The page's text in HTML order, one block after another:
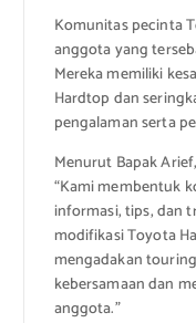
Komunitas pecinta
anggota yang
Mereka memiliki
Hardtop dan
pengalaman serta
Menurut Bapak
“Kami membentuk
informasi, tips, dan
modifikasi Toyota
mengadakan
kebersamaan dan
anggota.”